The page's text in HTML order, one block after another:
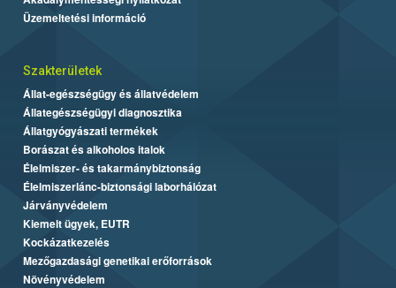
Üzemeltetési információ
Szakterületek
Állat-egészségügy és állatvédelem
Állategészségügyi diagnosztika
Állatgyógyászati termékek
Borászat és alkoholos italok
Élelmiszer- és takarmánybiztonság
Élelmiszerlánc-biztonsági laborhálózat
Járványvédelem
Kiemelt ügyek, EUTR
Kockázatkezelés
Mezőgazdasági genetikai erőforrások
Növényvédelem